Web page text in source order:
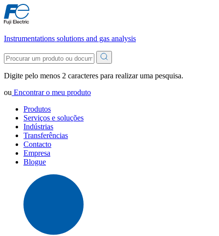
Instrumentations solutions and gas analysis
Digite pelo menos 2 caracteres para realizar uma pesquisa.
ou Encontrar o meu produto
Produtos
Serviços e soluções
Indústrias
Transferências
Contacto
Empresa
Blogue